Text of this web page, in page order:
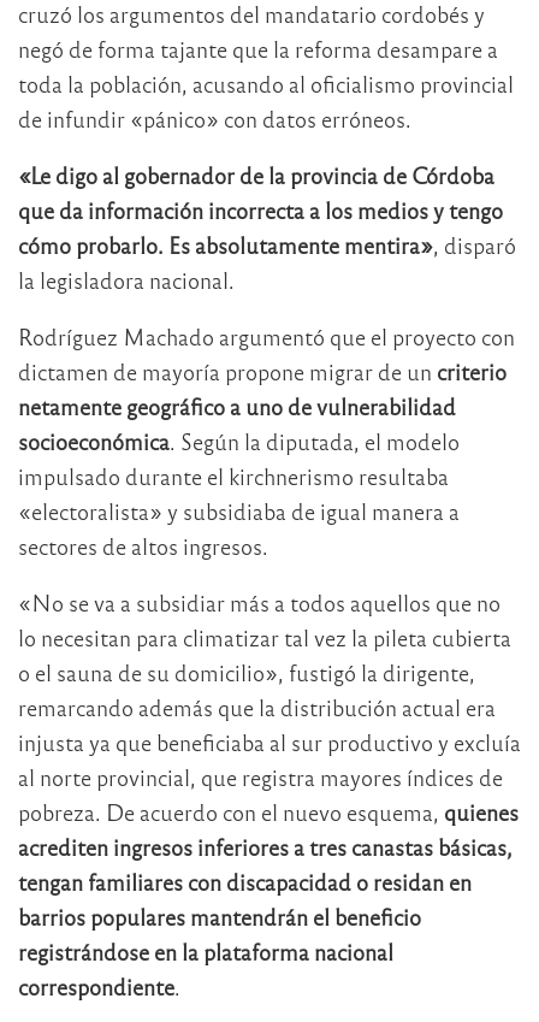
cruzó los argumentos del mandatario cordobés y
negó de forma tajante que la reforma desampare a
toda la población, acusando al oficialismo provincial
de infundir «pánico» con datos erróneos.
«Le digo al gobernador de la provincia de Córdoba
que da información incorrecta a los medios y tengo
cómo probarlo. Es absolutamente mentira», disparó
la legisladora nacional.
Rodríguez Machado argumentó que el proyecto con
dictamen de mayoría propone migrar de un criterio
netamente geográfico a uno de vulnerabilidad
socioeconómica. Según la diputada, el modelo
impulsado durante el kirchnerismo resultaba
«electoralista» y subsidiaba de igual manera a
sectores de altos ingresos.
«No se va a subsidiar más a todos aquellos que no
lo necesitan para climatizar tal vez la pileta cubierta
o el sauna de su domicilio», fustigó la dirigente,
remarcando además que la distribución actual era
injusta ya que beneficiaba al sur productivo y excluía
al norte provincial, que registra mayores índices de
pobreza. De acuerdo con el nuevo esquema, quienes
acrediten ingresos inferiores a tres canastas básicas,
tengan familiares con discapacidad o residan en
barrios populares mantendrán el beneficio
registrándose en la plataforma nacional
correspondiente.